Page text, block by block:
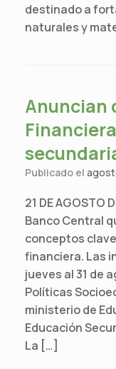
destinado a
naturales y
Anuncian
Publicado el
21 DE AGOSTO
Banco Central
conceptos
financiera. Las
jueves al 31 de
Políticas
ministerio de
Educación
La […]